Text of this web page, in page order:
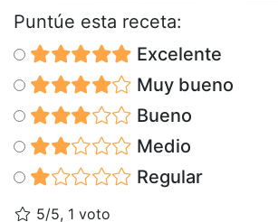
Puntúe esta receta:
Excelente
Muy bueno
Bueno
Medio
Regular
5/5, 1 voto